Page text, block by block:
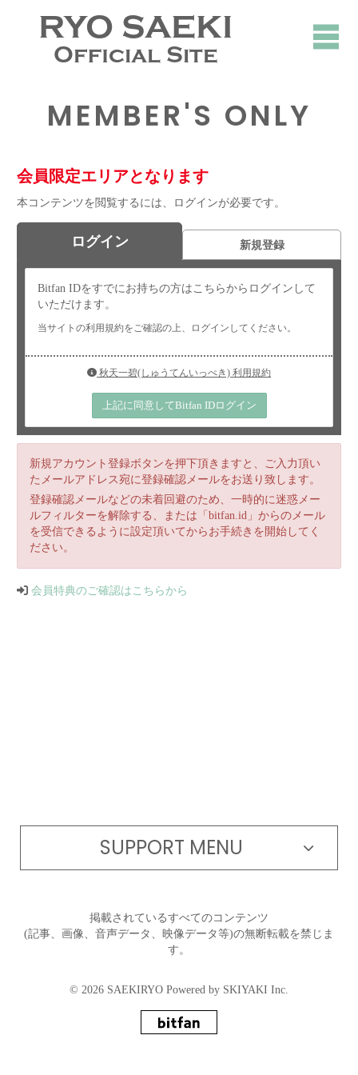
RYO SAEKI
Official Site
MEMBER'S ONLY
会員限定エリアとなります
本コンテンツを閲覧するには、ログインが必要です。
ログイン 新規登録
Bitfan IDをすでにお持ちの方はこちらからログインして
いただけます。
当サイトの利用規約をご確認の上、ログインしてください。
秋天一碧(しゅうてんいっぺき) 利用規約
上記に同意してBitfan IDログイン
新規アカウント登録ボタンを押下頂きますと、ご入力頂い
たメールアドレス宛に登録確認メールをお送り致します。
登録確認メールなどの未着回避のため、一時的に迷惑メー
ルフィルターを解除する、または「bitfan.id」からのメール
を受信できるように設定頂いてからお手続きを開始してく
ださい。
会員特典のご確認はこちらから
SUPPORT MENU
掲載されているすべてのコンテンツ
(記事、画像、音声データ、映像データ等)の無断転載を禁じま
す。
© 2026 SAEKIRYO Powered by SKIYAKI Inc.